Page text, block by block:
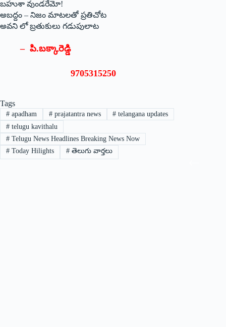
బహుశా వుండరేమో!
అబద్దం – నిజం మాటలతో ప్రతిచోట
అవని లో బ్రతుకులు గడుపులాట
– పి.బక్కారెడ్డి
9705315250
Tags
#apadham #prajatantra news # telangana updates
#telugu kavithalu
#Telugu News Headlines Breaking News Now
#Today Hilights #తెలుగు వార్తలు